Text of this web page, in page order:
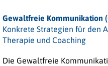
Gewaltfreie Kommunikation
Konkrete Strategien für den
Therapie und Coaching
Die Gewaltfreie